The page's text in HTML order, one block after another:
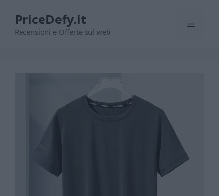
contenuto
PriceDefy.it
Recensioni e Offerte sul web
Menu